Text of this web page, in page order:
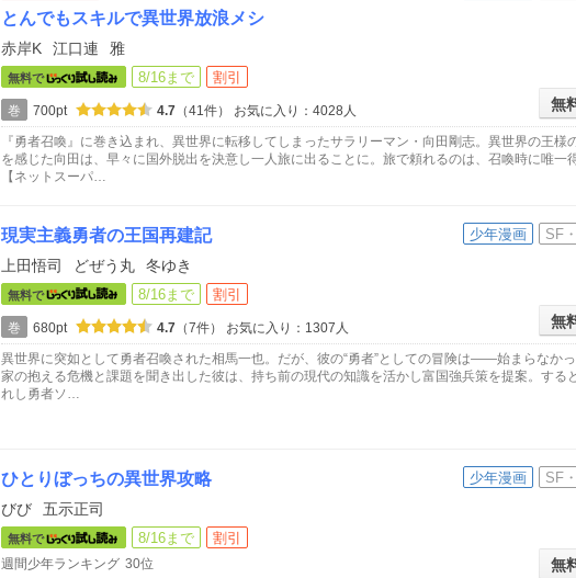
とんでもスキルで異世界放浪メシ
赤岸K 江口連 雅
無料で 8/16まで 割引
無
巻 700pt 4.7 （41件）
お気に入り：4028人
『勇者召喚』に巻き込まれ、異世界に転移してしまったサラリーマン・向田剛志。異世界の王様
を感じた向田は、早々に国外脱出を決意し一人旅に出ることに。旅で頼れるのは、召喚時に唯一
【ネットスーパ…
少年漫画 SF
現実主義勇者の王国再建記
上田悟司 どぜう丸 冬ゆき
無料で 8/16まで 割引
無
巻 680pt 4.7 （7件）
お気に入り：1307人
異世界に突如として勇者召喚された相馬一也。だが、彼の“勇者”としての冒険は――始まらなか
家の抱える危機と課題を聞き出した彼は、持ち前の現代の知識を活かし富国強兵策を提案。す
れし勇者ソ…
少年漫画 SF
ひとりぼっちの異世界攻略
びび 五示正司
無料で 8/16まで 割引
無
週間少年ランキング 30位